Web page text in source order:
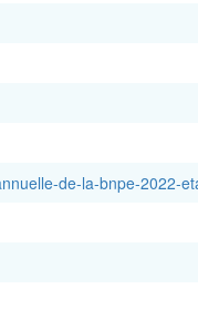
de-la-bnpe-2022-